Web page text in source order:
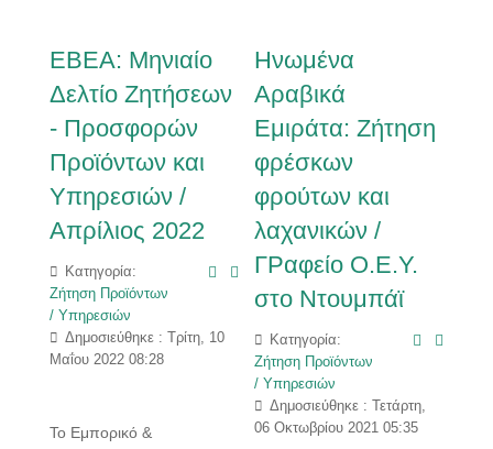
EBEA: Μηνιαίο
Δελτίο Ζητήσεων
- Προσφορών
Προϊόντων και
Υπηρεσιών /
Απρίλιος 2022
Κατηγορία:
Ζήτηση Προϊόντων
/ Υπηρεσιών
Δημοσιεύθηκε : Τρίτη, 10
Μαΐου 2022 08:28
Το Εμπορικό &
Ηνωμένα
Αραβικά
Εμιράτα: Ζήτηση
φρέσκων
φρούτων και
λαχανικών /
ΓΡαφείο Ο.Ε.Υ.
στο Ντουμπάϊ
Κατηγορία:
Ζήτηση Προϊόντων
/ Υπηρεσιών
Δημοσιεύθηκε : Τετάρτη,
06 Οκτωβρίου 2021 05:35